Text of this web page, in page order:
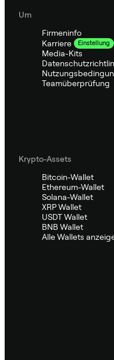
Um
Firmeninfo
Karriere
Einstellung
Media-Kits
Teamüberprüfung
Krypto-Assets
Bitcoin-Wallet
Ethereum-Wallet
Solana-Wallet
XRP Wallet
USDT Wallet
BNB Wallet
Alle Wallets